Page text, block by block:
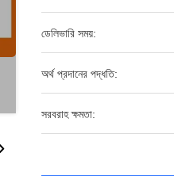
ডেলিভারি সময়:
অর্থ প্রদানের পদ্ধতি:
সরবরাহ ক্ষমতা: